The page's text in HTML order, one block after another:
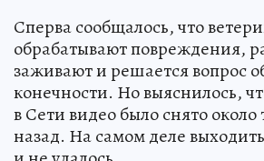
Сперва сообщалось, что
обрабатывают повреждения,
заживают и решается вопрос
конечности. Но выяснилось,
в Сети видео было снято около
назад. На самом деле